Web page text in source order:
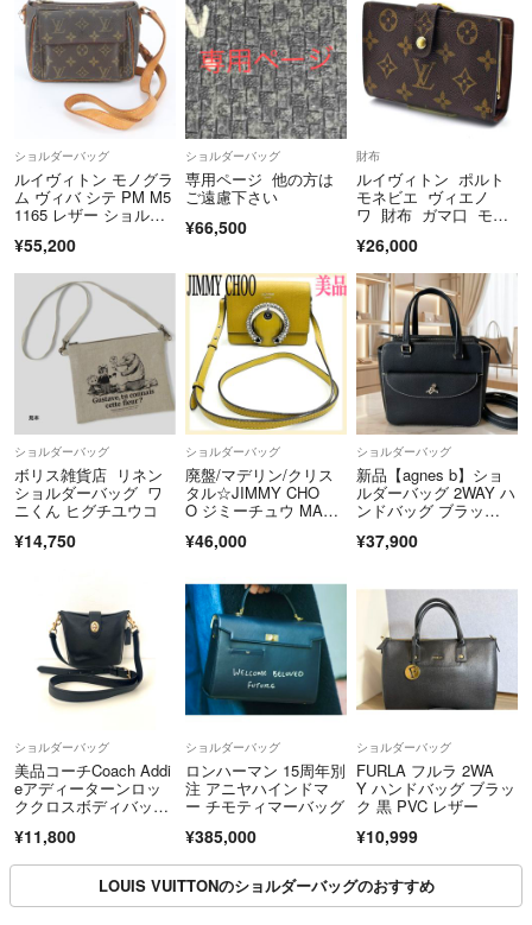
商品の状態など気になる点があれば、お気軽に納得がいくまで何度でも
ご質問、追加写真をリクエスト下さい（比較的に細かい部分まで掲載し
ております）
事実と異なる評価コメントで悪意評価と判断した場合には異議を申し上
げ、情報をもとに厳正な対処をさせて頂きます。
上記をふまえお取引いただけますようお願いいたしますm(_ _)m
ショルダーバッグ
ルイヴィトン モノグラ
ム ヴィバ シテ PM M5
1165 レザー ショルダ
ロスボディ レディー
ス WUM EI17-4
¥55,200
ショルダーバッグ
専用ページ 他の方は
ご遠慮下さい
¥66,500
財布
ルイヴィトン ポルト
モネビエ ヴィエノ
ワ 財布 ガマ口 モノ
¥26,000
ショルダーバッグ
ボリス雑貨店 リネン
ショルダーバッグ ワ
ニくん ヒグチユウコ
¥14,750
ショルダーバッグ
廃盤/マデリン/クリス
タル☆JIMMY CHO
O ジミーチュウ MADE
グ レザー 革 黄緑 1976
¥46,000
ショルダーバッグ
新品【agnes b】ショ
ルダーバッグ 2WAY ハ
ンドバッグ ブラッ
¥37,900
ショルダーバッグ
美品コーチCoach Addi
eアディーターンロッ
ククロスボディバッ
¥11,800
ショルダーバッグ
ロンハーマン 15周年別
注 アニヤハインドマ
ー チモティマーバッグ
¥385,000
ショルダーバッグ
FURLA フルラ 2WA
Y ハンドバッグ ブラッ
ク 黒 PVC レザー
¥10,999
LOUIS VUITTONのショルダーバッグのおすすめ